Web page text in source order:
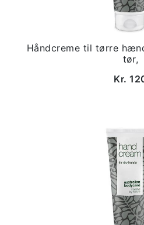
Håndcreme til tørre
tør,
Kr.